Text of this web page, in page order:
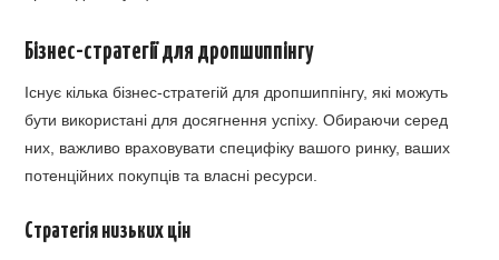
Бізнес-стратегії для дропшиппінгу
Існує кілька бізнес-стратегій для дропшиппінгу, які можуть
бути використані для досягнення успіху. Обираючи серед
них, важливо враховувати специфіку вашого ринку, ваших
потенційних покупців та власні ресурси.
Стратегія низьких цін